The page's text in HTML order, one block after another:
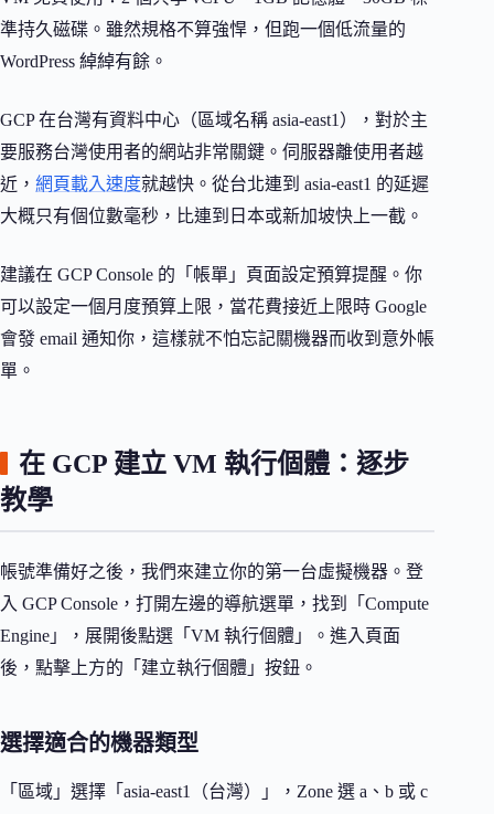
準持久磁碟。雖然規格不算強悍，但跑一個低流量的
WordPress 綽綽有餘。
GCP 在台灣有資料中心（區域名稱 asia-east1），對於主
要服務台灣使用者的網站非常關鍵。伺服器離使用者越
近， 網頁載入速度就越快。從台北連到 asia-east1 的延遲
大概只有個位數毫秒，比連到日本或新加坡快上一截。
建議在 GCP Console 的「帳單」頁面設定預算提醒。你
可以設定一個月度預算上限，當花費接近上限時 Google
會發 email 通知你，這樣就不怕忘記關機器而收到意外帳
單。
在 GCP 建立 VM 執行個體：逐步
教學
帳號準備好之後，我們來建立你的第一台虛擬機器。登
入 GCP Console，打開左邊的導航選單，找到「Compute
Engine」，展開後點選「VM 執行個體」。進入頁面
後，點擊上方的「建立執行個體」按鈕。
選擇適合的機器類型
「區域」選擇「asia-east1（台灣）」，Zone 選 a、b 或 c